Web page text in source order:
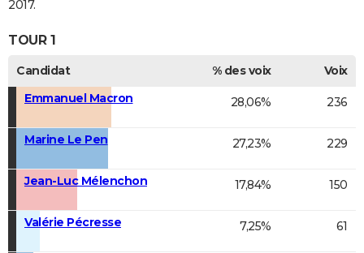
2017.
TOUR 1
Candidat % des voix
Voix
Emmanuel Macron
28,06% 236
Marine Le Pen 27,23% 229
Jean-Luc Mélenchon 17,84% 150
Valérie Pécresse 7,25% 61